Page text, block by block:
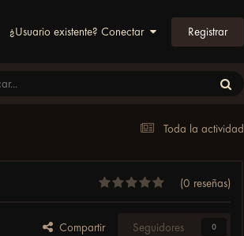
¿Usuario existente? Conectar Registrar
Toda la actividad
(0 reseñas)
Compartir Seguidores 0